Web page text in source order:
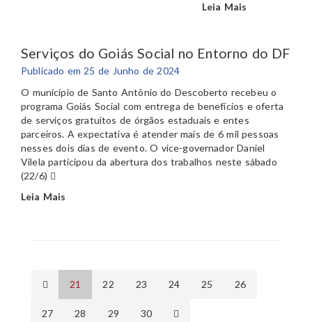
Leia Mais
Serviços do Goiás Social no Entorno do DF
Publicado em 25 de Junho de 2024
O município de Santo Antônio do Descoberto recebeu o
programa Goiás Social com entrega de benefícios e oferta
de serviços gratuitos de órgãos estaduais e entes
parceiros. A expectativa é atender mais de 6 mil pessoas
nesses dois dias de evento. O vice-governador Daniel
Vilela participou da abertura dos trabalhos neste sábado
(22/6)
Leia Mais
21 (current)
22 23 24 25 26
27 28 29 30